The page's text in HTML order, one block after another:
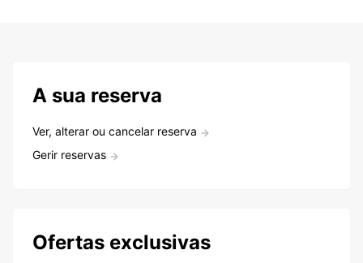
A sua reserva
Ver, alterar ou cancelar reserva
Gerir reservas
Ofertas exclusivas